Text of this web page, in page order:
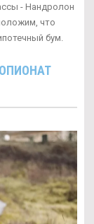
- Нандролон
что
бум.